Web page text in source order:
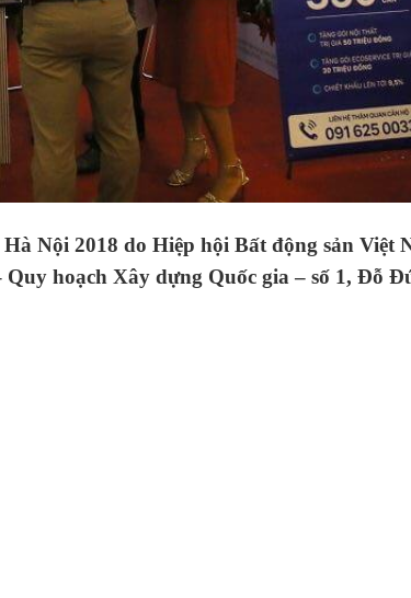
Nội 2018 do Hiệp hội Bất động sản Việt
hoạch Xây dựng Quốc gia – số 1, Đỗ